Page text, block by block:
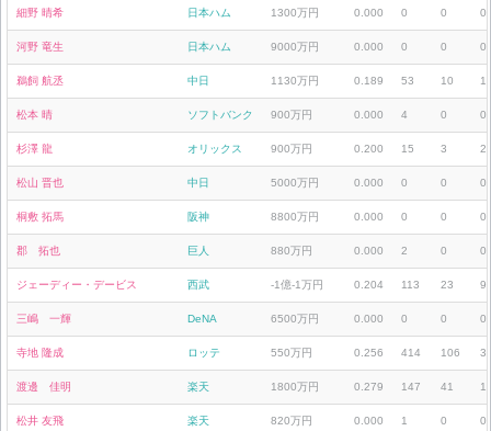
細野 晴希 日本ハム 1300万円 0.000 0 0 0
河野 竜生 日本ハム 9000万円 0.000 0 0 0
鵜飼 航丞 中日 1130万円 0.189 53 10 1
松本 晴 ソフトバンク 900万円 0.000 4 0 0
杉澤 龍 オリックス 900万円 0.200 15 3 2
松山 晋也 中日 5000万円 0.000 0 0 0
桐敷 拓馬 阪神 8800万円 0.000 0 0 0
郡 拓也 巨人 880万円 0.000 2 0 0
ジェーディー・デービス 西武 -1億-1万円 0.204 113 23 9
三嶋 一輝 DeNA 6500万円 0.000 0 0 0
寺地 隆成 ロッテ 550万円 0.256 414 106
渡邊 佳明 楽天 1800万円 0.279 147 41
松井 友飛 楽天 820万円 0.000 1 0 0